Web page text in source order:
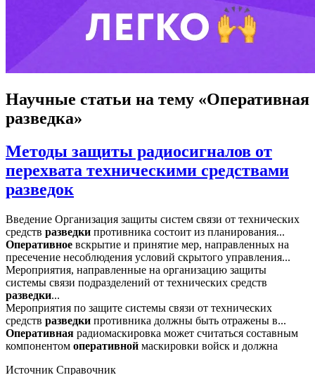
Научные статьи на тему «Оперативная
разведка»
Методы защиты радиосигналов от
перехвата техническими средствами
разведок
Введение Организация защиты систем связи от технических
средств разведки противника состоит из планирования...
Оперативное вскрытие и принятие мер, направленных на
пресечение несоблюдения условий скрытого управления...
Мероприятия, направленные на организацию защиты
системы связи подразделений от технических средств
разведки...
Мероприятия по защите системы связи от технических
средств разведки противника должны быть отражены в...
Оперативная радиомаскировка может считаться составным
компонентом оперативной маскировки войск и должна
Источник Справочник